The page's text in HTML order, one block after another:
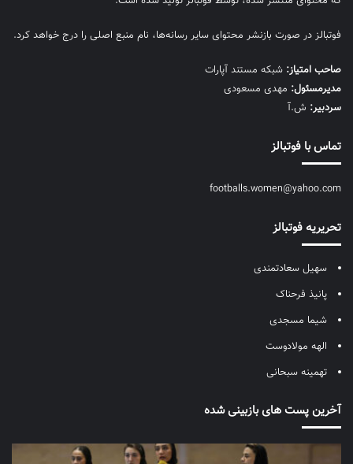
فوتبالز در صورت بازنشر محتوای سایر رسانه‌ها، نام منبع اصلی را درج خواهد کرد.
صاحب امتیاز: شبکه مستند آپارات
مديرمسئول: مهدی مسعودی
سردبیر: ش.آ
تماس با فوتبالز
footballs.women@yahoo.com
تحریریه فوتبالز
سهیل سعادتمندی
پانیذ فرحناک
شیما مسجدی
الهه مولادوست
تهمینه سبحانی
آخرین پست های بازبینی شده